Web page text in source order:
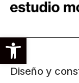
Abrir barra de
Diseño y